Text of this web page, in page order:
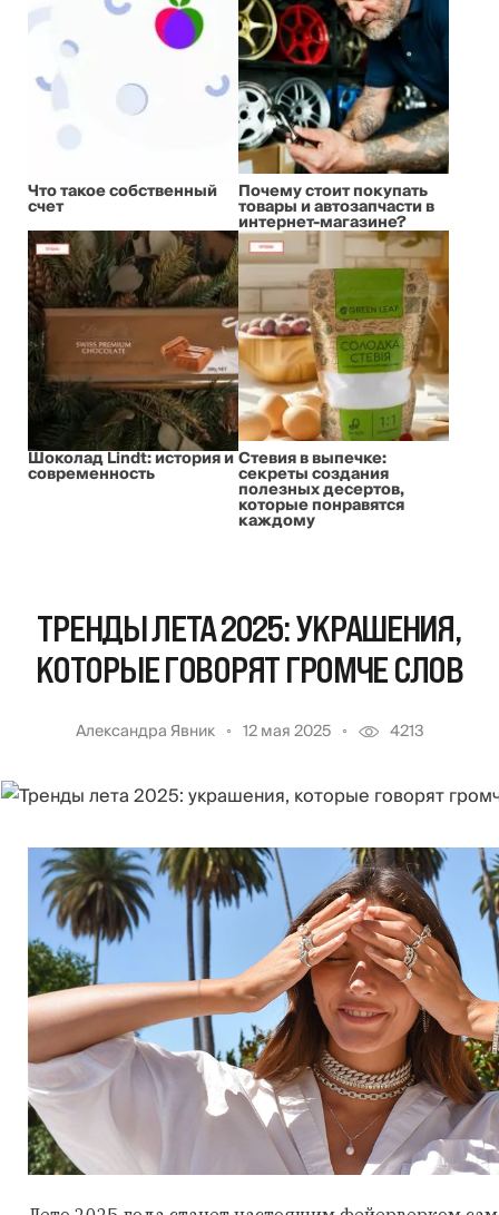
Что такое собственный
счет
Почему стоит покупать
товары и автозапчасти в
интернет-магазине?
Шоколад Lindt: история и
современность
Стевия в выпечке:
секреты создания
полезных десертов,
которые понравятся
каждому
ТРЕНДЫ ЛЕТА 2025: УКРАШЕНИЯ,
КОТОРЫЕ ГОВОРЯТ ГРОМЧЕ СЛОВ
Александра Явник 12 мая 2025 4213